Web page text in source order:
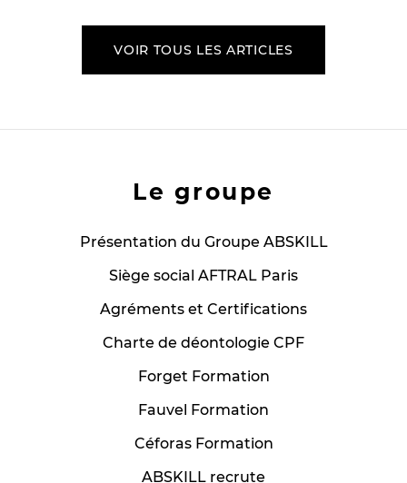
VOIR TOUS LES ARTICLES
Le groupe
Présentation du Groupe ABSKILL
Siège social AFTRAL Paris
Agréments et Certifications
Charte de déontologie CPF
Forget Formation
Fauvel Formation
Céforas Formation
ABSKILL recrute